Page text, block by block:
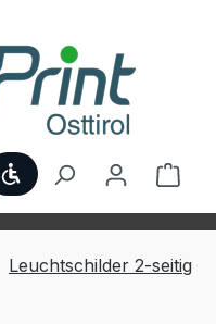
Werkzeugleiste
Leuchtschilder 2-seitig